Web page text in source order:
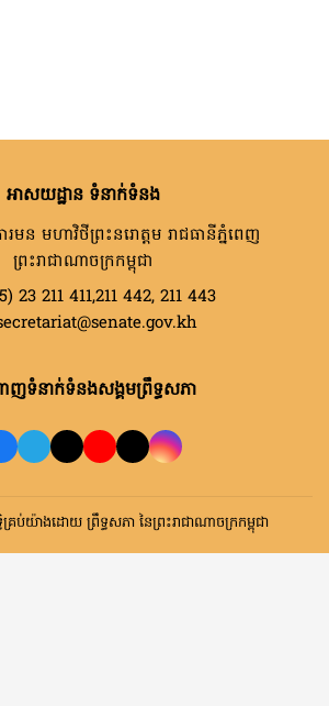
អាសយដ្ឋាន ទំនាក់ទំនង
ារមន មហាវិថីព្រះនរោត្តម រាជធានីភ្នំពេញ
ព្រះរាជាណាចក្រកម្ពុជា
23 211 411,211 442, 211 443
ញទំនាក់ទំនងសង្គមព្រឹទ្ធសភា
ប់យ៉ាងដោយ ព្រឹទ្ធសភា នៃព្រះរាជាណាចក្រកម្ពុជា